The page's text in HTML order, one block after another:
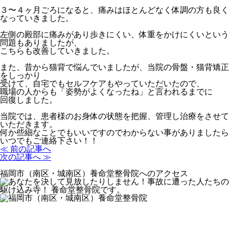
３〜４ヶ月ごろになると、痛みはほとんどなく体調の方も良く
なっていきました。
左側の殿部に痛みがあり歩きにくい、体重をかけにくいという
問題もありましたが、
こちらも改善していきました。
また、昔から猫背で悩んでいましたが、当院の骨盤・猫背矯正
をしっかり
受けて、自宅でもセルフケアもやっていただいたので、
職場の人からも「姿勢がよくなったね」と言われるまでに
回復しました。
当院では、患者様のお身体の状態を把握、管理し治療をさせて
いただきます。
何か些細なことでもいいですのでわからない事がありましたら
いつでもご連絡下さい！！
≪ 前の記事へ
次の記事へ ≫
福岡市（南区・城南区）養命堂整骨院へのアクセス